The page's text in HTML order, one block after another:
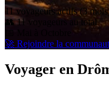
11voyageursactifs(3
👥11
voyageurs au total
🚀 Rejoindre la
Voyager en